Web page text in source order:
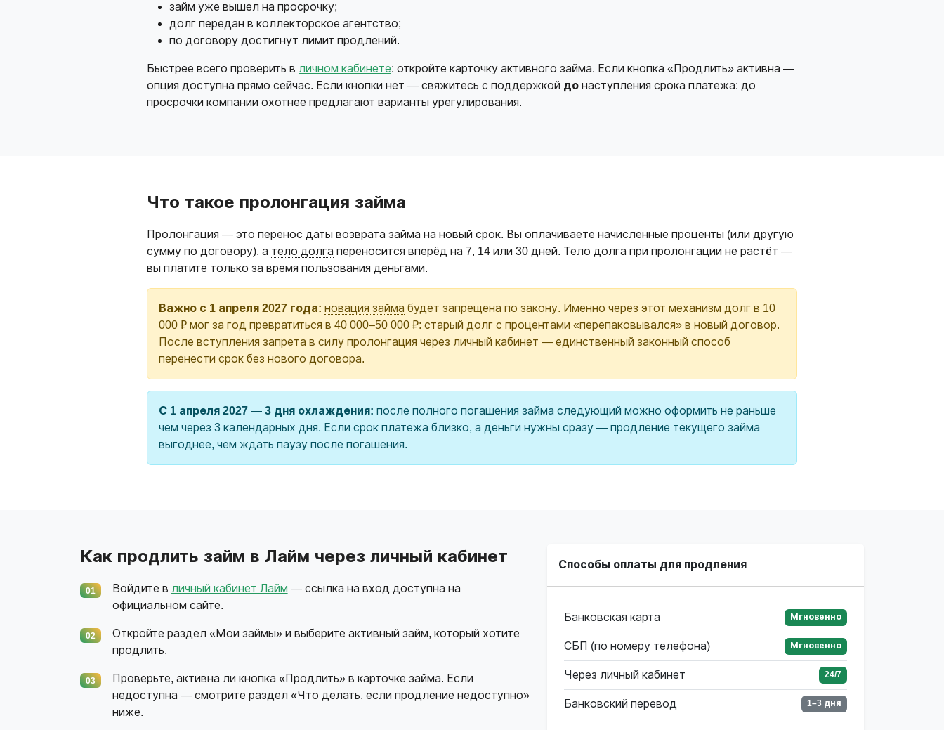
займ уже вышел на просрочку;
долг передан в коллекторское агентство;
по договору достигнут лимит продлений.
Быстрее всего проверить в личном кабинете: откройте карточку активного займа. Если кнопка «Продлить» активна —
опция доступна прямо сейчас. Если кнопки нет — свяжитесь с поддержкой до наступления срока платежа: до
просрочки компании охотнее предлагают варианты урегулирования.
Что такое пролонгация займа
Пролонгация — это перенос даты возврата займа на новый срок. Вы оплачиваете начисленные проценты (или другую
сумму по договору), а тело долга переносится вперёд на 7, 14 или 30 дней. Тело долга при пролонгации не растёт —
вы платите только за время пользования деньгами.
Важно с 1 апреля 2027 года: новация займа будет запрещена по закону. Именно через этот механизм долг в 10
000 ₽ мог за год превратиться в 40 000–50 000 ₽: старый долг с процентами «перепаковывался» в новый договор.
После вступления запрета в силу пролонгация через личный кабинет — единственный законный способ
перенести срок без нового договора.
С 1 апреля 2027 — 3 дня охлаждения: после полного погашения займа следующий можно оформить не раньше
чем через 3 календарных дня. Если срок платежа близко, а деньги нужны сразу — продление текущего займа
выгоднее, чем ждать паузу после погашения.
Как продлить займ в Лайм через личный кабинет
01 Войдите в личный кабинет Лайм — ссылка на вход доступна на
официальном сайте.
02
Откройте раздел «Мои займы» и выберите активный займ, который хотите
продлить.
03
Проверьте, активна ли кнопка «Продлить» в карточке займа. Если
недоступна — смотрите раздел «Что делать, если продление недоступно»
ниже.
Способы оплаты для продления
Банковская карта Мгновенно
СБП (по номеру телефона) Мгновенно
Через личный кабинет 24/7
Банковский перевод 1–3 дня